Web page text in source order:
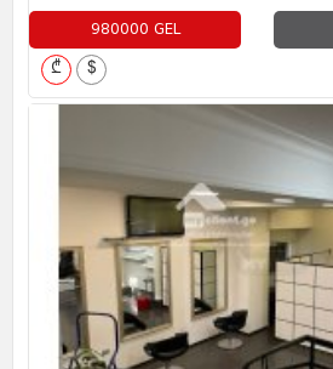
980000 GEL
₾ $